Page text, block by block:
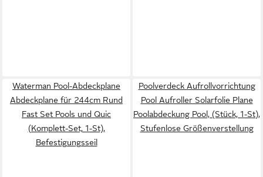
Waterman Pool-Abdeckplane
Abdeckplane für 244cm Rund
Fast Set Pools und Quic
(Komplett-Set, 1-St),
Befestigungsseil
Poolverdeck Aufrollvorrichtung
Pool Aufroller Solarfolie Plane
Poolabdeckung Pool, (Stück, 1-St),
Stufenlose Größenverstellung